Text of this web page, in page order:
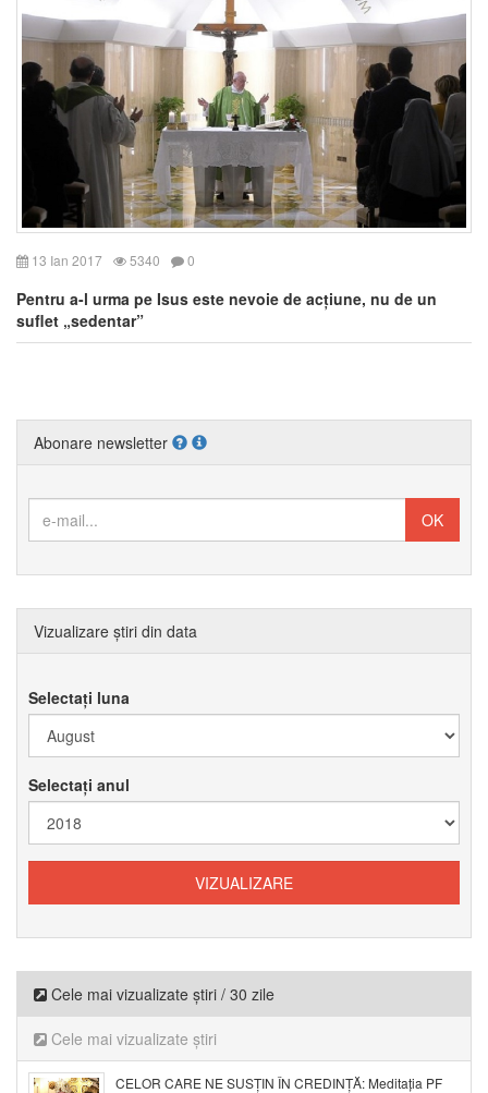
13 Ian 2017 5340 0
Pentru a-l urma pe Isus este nevoie de acțiune, nu de un
suflet „sedentar”
Abonare newsletter
Vizualizare știri din data
Selectați luna
Selectați anul
Cele mai vizualizate știri / 30 zile
Cele mai vizualizate știri
CELOR CARE NE SUSȚIN ÎN CREDINȚĂ: Meditația PF